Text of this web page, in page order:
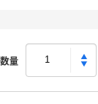
数量